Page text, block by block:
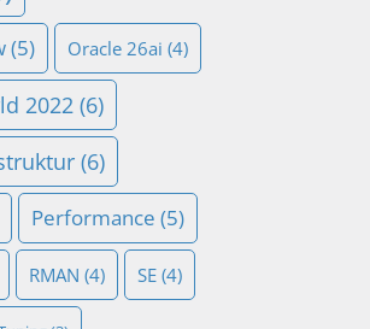
(5) Oracle 26ai (4)
2022 (6)
(6)
Performance (5)
RMAN (4) SE (4)